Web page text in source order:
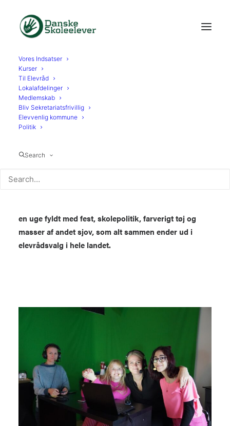
Vores Indsatser
Kurser
Til Elevråd
Lokalafdelinger
Medlemskab
Bliv Sekretariatsfrivillig
Elevvenlig kommune
Politik
Search
Nu har vi sat elevrådenes valguge i
en uge fyldt med fest, skolepolitik, farverigt tøj og
masser af andet sjov, som alt sammen ender ud i
elevrådsvalg i hele landet.